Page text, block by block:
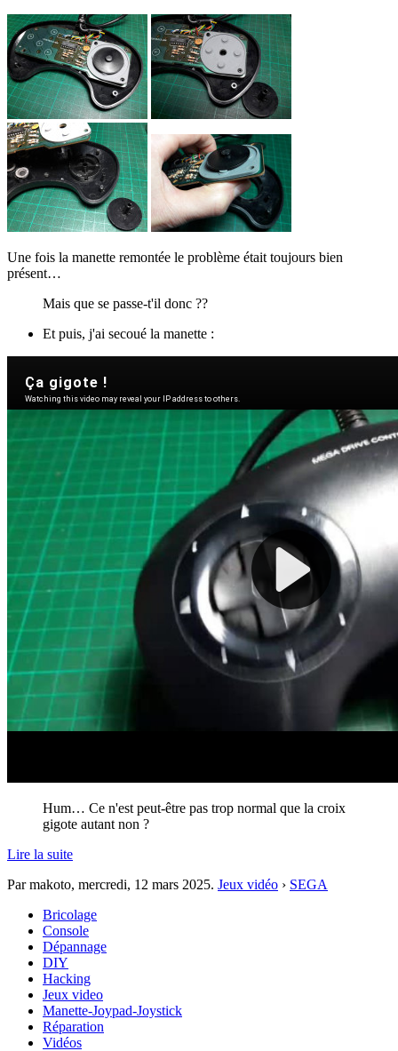
Une fois la manette remontée le problème était toujours bien
présent…
Mais que se passe-t'il donc ??
Et puis, j'ai secoué la manette :
Hum… Ce n'est peut-être pas trop normal que la croix
gigote autant non ?
Lire la suite
Par makoto, mercredi, 12 mars 2025. Jeux vidéo › SEGA
Bricolage
Console
Dépannage
DIY
Hacking
Jeux video
Manette-Joypad-Joystick
Réparation
Vidéos